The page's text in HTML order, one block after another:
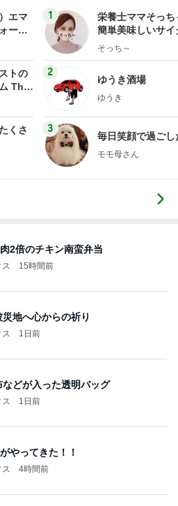
エマ
ー会
イ
トの
The
bea
くさ
1
栄養士ママそっち
簡単美味しいサイ
献立
そっち～
2
ゆうき酒場
ゆうき
3
毎日笑顔で過ごし
モモ母さん
2倍のチキン南蛮弁当
15時間前
地へ心からの祈り
1日前
どが入った透明バッグ
1日前
やってきた！！
4時間前